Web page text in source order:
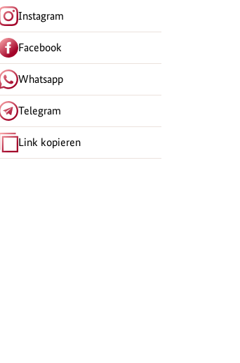
Instagram
Facebook
Whatsapp
Telegram
Link kopieren